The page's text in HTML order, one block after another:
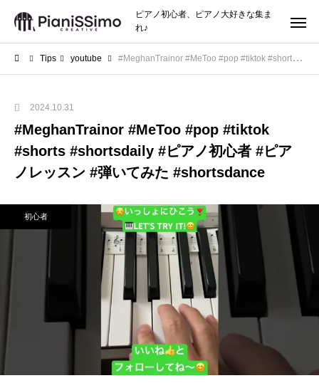
ピアノ初心者、ピアノ大好きな集ま
れ♪
Tips youtube #MeghanTrainor #MeToo #pop #tiktok #shorts #shortsdaily #ピアノ初心者 #ピアノレッスン #弾いてみた #shortsdance
2024.10.31
#MeghanTrainor #MeToo #pop #tiktok
#shorts #shortsdaily #ピアノ初心者 #ピア
ノレッスン #弾いてみた #shortsdance
初心者